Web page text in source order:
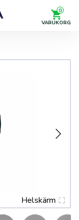
0
VARUKORG
Helskärm